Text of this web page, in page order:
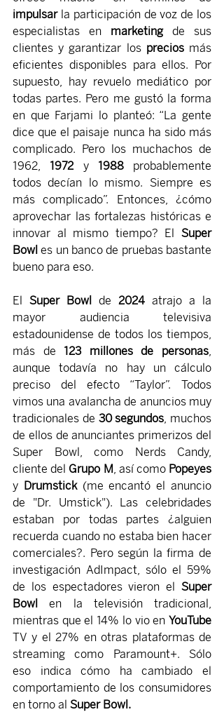
impulsar la participación de voz de los
especialistas en marketing de sus
clientes y garantizar los precios más
eficientes disponibles para ellos. Por
supuesto, hay revuelo mediático por
todas partes. Pero me gustó la forma
en que Farjami lo planteó: “La gente
dice que el paisaje nunca ha sido más
complicado. Pero los muchachos de
1962, 1972 y 1988 probablemente
todos decían lo mismo. Siempre es
más complicado”. Entonces, ¿cómo
aprovechar las fortalezas históricas e
innovar al mismo tiempo? El Super
Bowl es un banco de pruebas bastante
bueno para eso.
El Super Bowl de 2024 atrajo a la
mayor audiencia televisiva
estadounidense de todos los tiempos,
más de 123 millones de personas
aunque todavía no hay un cálculo
preciso del efecto “Taylor”. Todos
vimos una avalancha de anuncios muy
tradicionales de 30 segundos , muchos
de ellos de anunciantes primerizos del
Super Bowl, como Nerds Candy,
cliente del Grupo M , así como
y Drumstick (me encantó el anuncio
de "Dr. Umstick"). Las celebridades
estaban por todas partes ¿alguien
recuerda cuando no estaba bien hacer
comerciales?. Pero según la firma de
investigación AdImpact, sólo el 59%
de los espectadores vieron el Super
Bowl en la televisión tradicional,
mientras que el 14% lo vio en
TV y el 27% en otras plataformas de
streaming como Paramount+. Sólo
eso indica cómo ha cambiado el
comportamiento de los consumidores
en torno al Super Bowl.